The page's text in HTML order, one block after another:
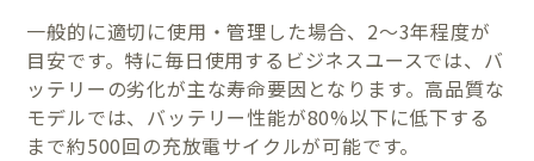
一般的に適切に使用・管理した場合、2〜3年程度が
目安です。特に毎日使用するビジネスユースでは、バ
ッテリーの劣化が主な寿命要因となります。高品質な
モデルでは、バッテリー性能が80%以下に低下する
まで約500回の充放電サイクルが可能です。